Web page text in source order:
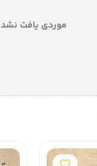
موردی یافت نشد